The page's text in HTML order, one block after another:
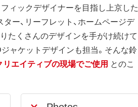
ィックデザイナーを目指し上京した
ー、リーフレット、ホームページデ
たくさんのデザインを手がけ続けて
ャケットデザインも担当。そんな鈴
エイティブの現場でご使用 とのこ